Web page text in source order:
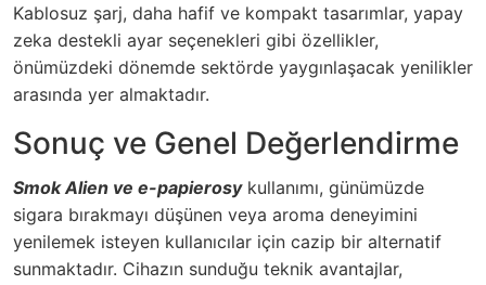
Kablosuz şarj, daha hafif ve kompakt tasarımlar, yapay
zeka destekli ayar seçenekleri gibi özellikler,
önümüzdeki dönemde sektörde yaygınlaşacak yenilikler
arasında yer almaktadır.
Sonuç ve Genel Değerlendirme
Smok Alien ve e-papierosykullanımı, günümüzde
sigara bırakmayı düşünen veya aroma deneyimini
yenilemek isteyen kullanıcılar için cazip bir alternatif
sunmaktadır. Cihazın sunduğu teknik avantajlar,